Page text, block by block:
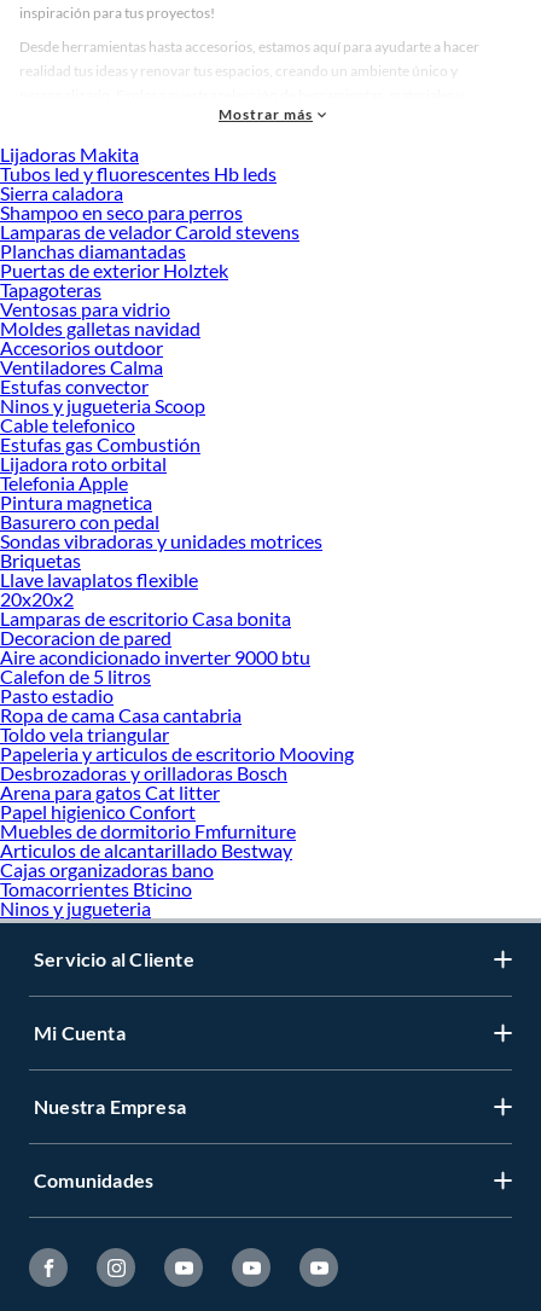
inspiración para tus proyectos!
Desde herramientas hasta accesorios, estamos aquí para ayudarte a hacer
realidad tus ideas y renovar tus espacios, creando un ambiente único y
accesorios de calidad que te ayudarán a crear un espacio más tú.
Desde remodelaciones hasta proyectos de decoración, estamos aquí para hacer
tus ideas realidad. ¡Visítanos y encuentra todo lo que tenemos para ofrecerte en
Termo de comida!
Explora la variedad de productos de Termo de comida en Sodimac
Herramientas, materiales y accesorios de calidad para tus proyectos y
renovación de espacios. ¡Visítanos y descubre todo lo que tenemos para
ofrecerte!
Encuentra una amplia variedad de productos de Termo de comida en Sodimac.
Encuentra todo lo necesario para tus proyectos de renovación y decoración.
¡Visítanos y haz tus ideas realidad!
Mostrar más
Lijadoras Makita
Tubos led y fluorescentes Hb leds
Sierra caladora
Shampoo en seco para perros
Lamparas de velador Carold stevens
Planchas diamantadas
Puertas de exterior Holztek
Tapagoteras
Ventosas para vidrio
Moldes galletas navidad
Accesorios outdoor
Ventiladores Calma
Estufas convector
Ninos y jugueteria Scoop
Cable telefonico
Estufas gas Combustión
Lijadora roto orbital
Telefonia Apple
Pintura magnetica
Basurero con pedal
Sondas vibradoras y unidades motrices
Briquetas
Llave lavaplatos flexible
20x20x2
Lamparas de escritorio Casa bonita
Decoracion de pared
Aire acondicionado inverter 9000 btu
Calefon de 5 litros
Pasto estadio
Ropa de cama Casa cantabria
Toldo vela triangular
Papeleria y articulos de escritorio Mooving
Desbrozadoras y orilladoras Bosch
Arena para gatos Cat litter
Papel higienico Confort
Muebles de dormitorio Fmfurniture
Articulos de alcantarillado Bestway
Cajas organizadoras bano
Tomacorrientes Bticino
Ninos y jugueteria
Servicio al Cliente
Mi Cuenta
Nuestra Empresa
Comunidades